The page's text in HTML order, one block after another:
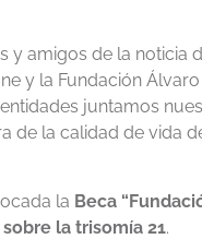
y amigos de la noticia
y la Fundación Álvaro
juntamos
de la calidad de vida
la Beca
la trisomía 21.